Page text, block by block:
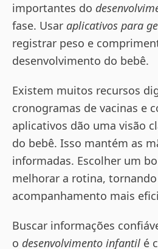
importantes do
fase. Usar aplicativos para
registrar peso e
desenvolvimento do bebê.
Existem muitos recursos
cronogramas de vacinas e
aplicativos dão uma visão
do bebê. Isso mantém as
informadas. Escolher um
melhorar a rotina,
acompanhamento mais
Buscar informações
o desenvolvimento infantil é